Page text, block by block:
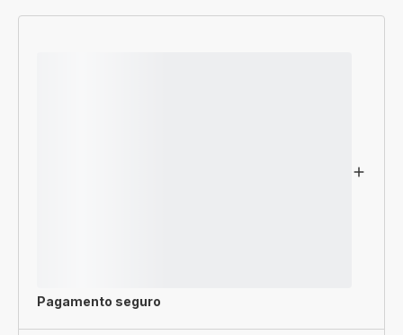
Pagamento seguro